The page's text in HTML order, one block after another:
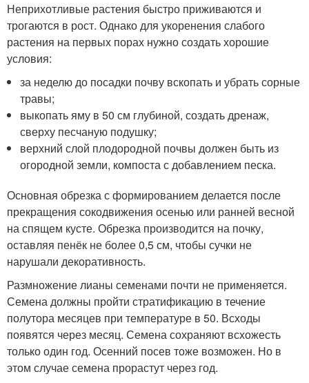
Неприхотливые растения быстро приживаются и
трогаются в рост. Однако для укоренения слабого
растения на первых порах нужно создать хорошие
условия:
за неделю до посадки почву вскопать и убрать сорные
травы;
выкопать яму в 50 см глубиной, создать дренаж,
сверху песчаную подушку;
верхний слой плодородной почвы должен быть из
огородной земли, компоста с добавлением песка.
Основная обрезка с формированием делается после
прекращения сокодвижения осенью или ранней весной
на спящем кусте. Обрезка производится на почку,
оставляя пенёк не более 0,5 см, чтобы сучки не
нарушали декоративность.
Размножение лианы семенами почти не применяется.
Семена должны пройти стратификацию в течение
полутора месяцев при температуре в 50. Всходы
появятся через месяц. Семена сохраняют всхожесть
только один год. Осенний посев тоже возможен. Но в
этом случае семена прорастут через год.